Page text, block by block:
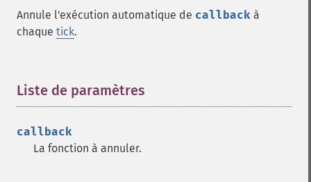
Annule l'exécution automatique de callback à
chaque tick.
Liste de paramètres
callback
La fonction à annuler.